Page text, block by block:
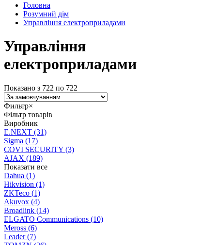
Головна
Розумний дім
Управління електроприладами
Управління
електроприладами
Показано з 722 по 722
Фильтр×
Фільтр товарів
Виробник
E.NEXT (31)
Sigma (17)
COVI SECURITY (3)
AJAX (189)
Показати все
Dahua (1)
Hikvision (1)
ZKTeco (1)
Akuvox (4)
Broadlink (14)
ELGATO Communications (10)
Meross (6)
Leader(7)